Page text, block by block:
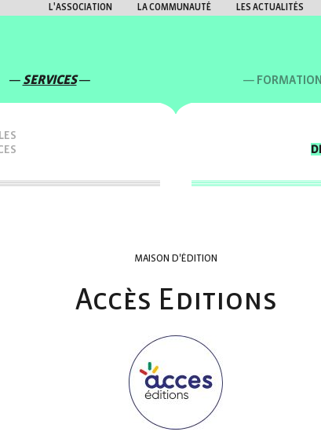
L'ASSOCIATION LA COMMUNAUTÉ LES ACTUALITÉS
SERVICES
MAISON D'ÉDITION
Accès Editions